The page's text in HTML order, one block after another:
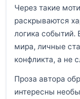
Через такие
раскрываются
логика событий.
мира, личные
конфликта, а не
Проза автора
интересны